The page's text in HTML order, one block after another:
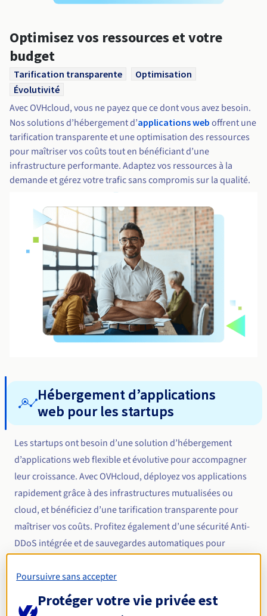
Optimisez vos ressources et votre
budget
Tarification transparente
Optimisation
Évolutivité
Avec OVHcloud, vous ne payez que ce dont vous avez besoin.
Nos solutions d’hébergement d’applications web offrent une
tarification transparente et une optimisation des ressources
pour maîtriser vos coûts tout en bénéficiant d’une
infrastructure performante. Adaptez vos ressources à la
demande et gérez votre trafic sans compromis sur la qualité.
Hébergement d’applications
web pour les startups
Lesstartupsont besoin d’une solution d’hébergement
d’applications web flexible et évolutive pour accompagner
leur croissance. Avec OVHcloud, déployez vos applications
rapidement grâce à des infrastructures mutualisées ou
cloud, et bénéficiez d’une tarification transparente pour
maîtriser vos coûts. Profitez également d’unesécurité Anti-
DDoS intégrée et de sauvegardes automatiques pour
utilisiez des frameworks comme
solutions s’adaptent à vos besoins techniques et vous
permettent de vous concentrer sur votre cœur de métier :
Poursuivre sans accepter
Protéger votre vie privée est